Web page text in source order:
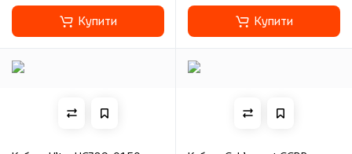
Купити Купити